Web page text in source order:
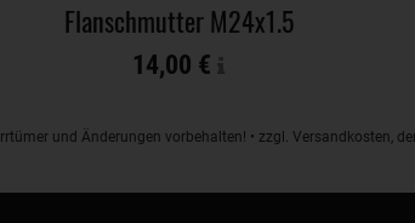
Flanschmutter M24x1.5
14,00 €
Irrtümer und Änderungen vorbehalten! • zzgl. Versandkosten,